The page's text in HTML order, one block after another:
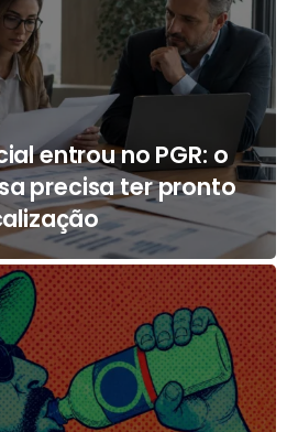
entrou no PGR: o
precisa ter pronto